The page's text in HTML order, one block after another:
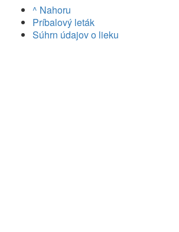
^ Nahoru
Príbalový leták
Súhrn údajov o lieku